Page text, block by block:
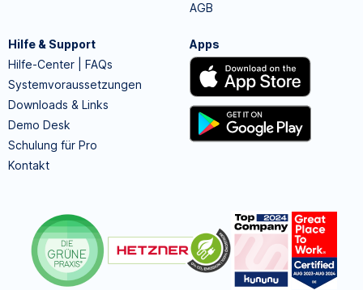
AGB
Hilfe & Support
Hilfe-Center | FAQs
Systemvoraussetzungen
Downloads & Links
Demo Desk
Schulung für Pro
Kontakt
Apps